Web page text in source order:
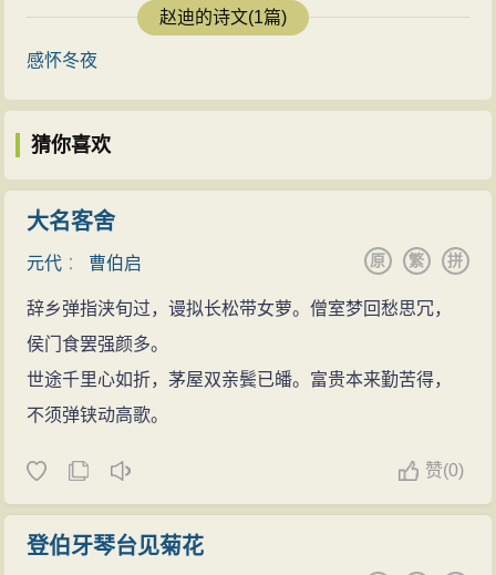
赵迪的诗文(1篇)
感怀冬夜
猜你喜欢
大名客舍
元代 ： 曹伯启 拼
繁
原
辞乡弹指浃旬过，谩拟长松带女萝。僧室梦回愁思冗，
侯门食罢强颜多。
世途千里心如折，茅屋双亲鬓已皤。富贵本来勤苦得，
不须弹铗动高歌。
赞(0)
登伯牙琴台见菊花